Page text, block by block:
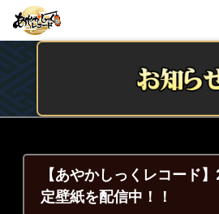
【あやかしっくレコード
定壁紙を配信中！！